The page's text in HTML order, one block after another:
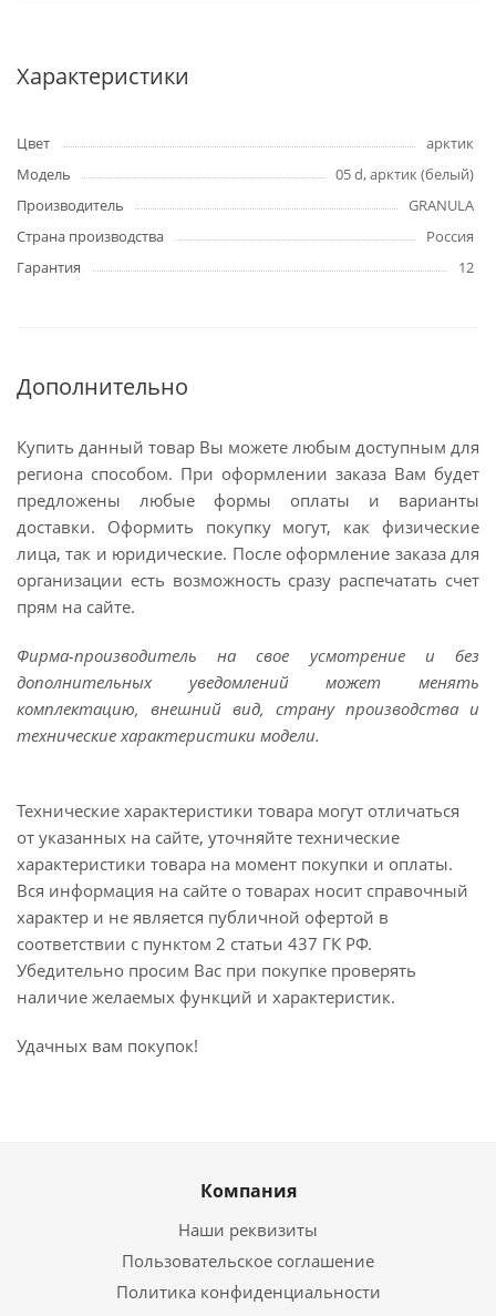
Характеристики
Цвет
арктик
Модель
05 d, арктик (белый)
Производитель
GRANULA
Страна производства
Россия
Гарантия
12
Дополнительно
Купить данный товар Вы можете любым доступным для
региона способом. При оформлении заказа Вам будет
предложены любые формы оплаты и варианты
доставки. Оформить покупку могут, как физические
лица, так и юридические. После оформление заказа для
организации есть возможность сразу распечатать счет
прям на сайте.
Фирма-производитель на свое усмотрение и без
дополнительных уведомлений может менять
комплектацию, внешний вид, страну производства и
технические характеристики модели.
Технические характеристики товара могут отличаться
от указанных на сайте, уточняйте технические
характеристики товара на момент покупки и оплаты.
Вся информация на сайте о товарах носит справочный
характер и не является публичной офертой в
соответствии с пунктом 2 статьи 437 ГК РФ.
Убедительно просим Вас при покупке проверять
наличие желаемых функций и характеристик.
Удачных вам покупок!
Компания
Наши реквизиты
Пользовательское соглашение
Политика конфиденциальности